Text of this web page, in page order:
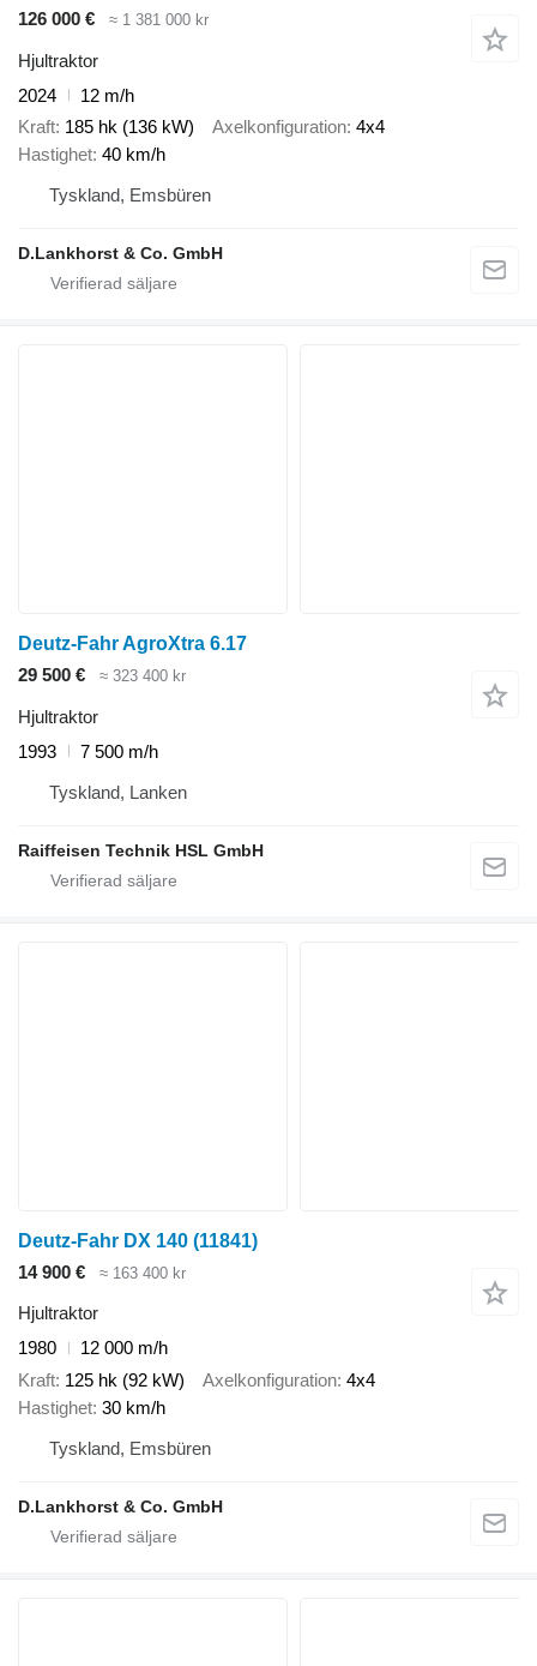
126 000 € ≈ 1 381 000 kr
Hjultraktor
2024
12 m/h
Kraft 185 hk (136 kW) Axelkonfiguration 4x4
Hastighet 40 km/h
Tyskland, Emsbüren
D.Lankhorst & Co. GmbH
Deutz-Fahr AgroXtra 6.17
29 500 €
≈ 323 400 kr
Hjultraktor
1993
7 500 m/h
Tyskland, Lanken
Raiffeisen Technik HSL GmbH
Deutz-Fahr DX 140 (11841)
14 900 €
≈ 163 400 kr
Hjultraktor
1980
12 000 m/h
Kraft 125 hk (92 kW) Axelkonfiguration 4x4
Hastighet 30 km/h
Tyskland, Emsbüren
D.Lankhorst & Co. GmbH